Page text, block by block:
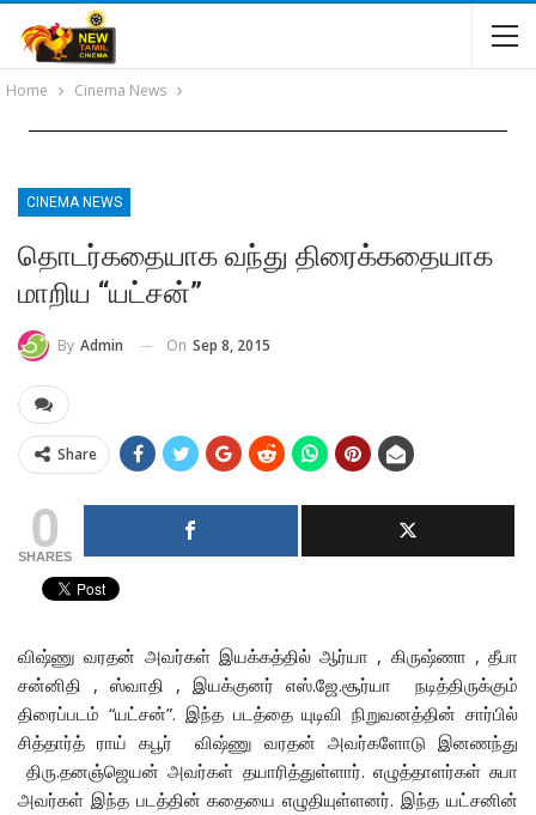
Home Cinema News
CINEMA NEWS
தொடர்கதையாக வந்து திரைக்கதையாக
மாறிய “யட்சன்”
By Admin On Sep 8, 2015
Share
0
SHARES
விஷ்ணு வரதன் அவர்கள் இயக்கத்தில் ஆர்யா , கிருஷ்ணா , தீபா
சன்னிதி , ஸ்வாதி , இயக்குனர் எஸ்.ஜே.சூர்யா நடித்திருக்கும்
திரைப்படம் “யட்சன்”. இந்த படத்தை யுடிவி நிறுவனத்தின் சார்பில்
சித்தார்த் ராய் கபூர் விஷ்ணு வரதன் அவர்களோடு இனணந்து
திரு.தனஞ்ஜெயன் அவர்கள் தயாரித்துள்ளார். எழுத்தாளர்கள் சுபா
அவர்கள் இந்த படத்தின் கதையை எழுதியுள்ளனர். இந்த யட்சனின்